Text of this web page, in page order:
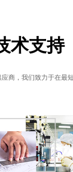
术支持
商，我们致力于在最